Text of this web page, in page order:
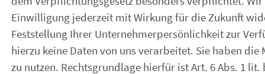
Einwilligung jederzeit mit Wirkung für die Zukunft
Feststellung Ihrer Unternehmerpersönlichkeit zur
hierzu keine Daten von uns verarbeitet. Sie haben
zu nutzen. Rechtsgrundlage hierfür ist Art. 6 Abs. 1 lit.